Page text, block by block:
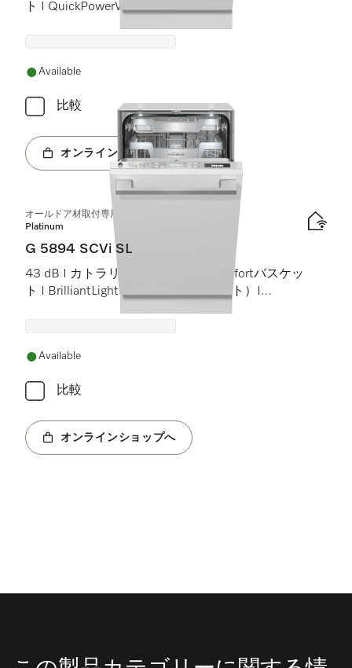
ト I QuickPowerWash I AutoOpen
Available
比較
オンラインショップへ
オールドア材取付専用食器洗い機（45 cm）
Platinum
G 5894 SCVi SL
43 dB I カトラリートレイ I MaxiComfortバスケッ
ト I BrilliantLight（ブリリアントライト）I
Available
比較
オンラインショップへ